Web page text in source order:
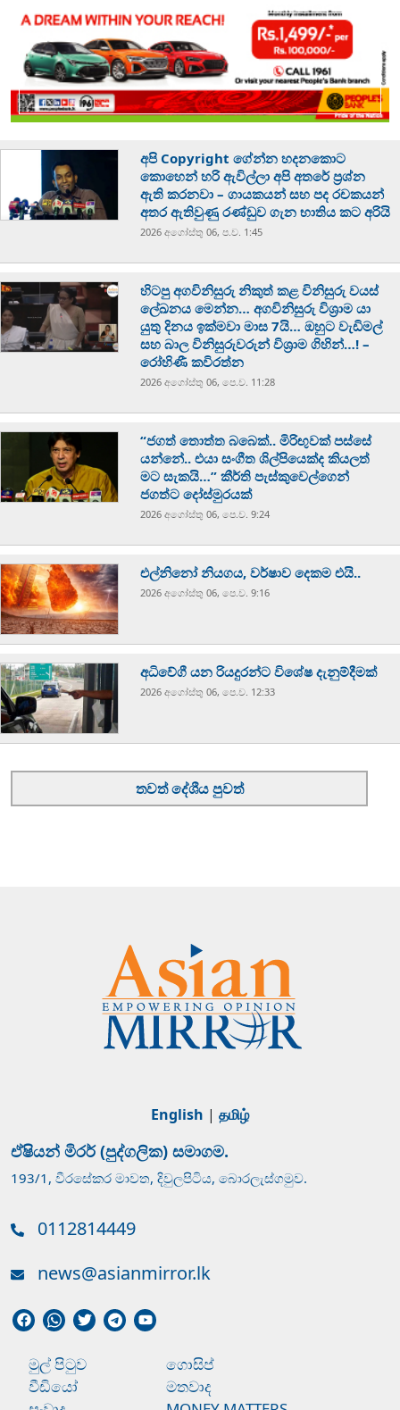
අපි Copyright ගේන්න හදනකොට
කොහෙන් හරි ඇවිල්ලා අපි අතරේ ප්‍රශ්න
ඇති කරනවා – ගායකයන් සහ පද රචකයන්
අතර ඇතිවුණු රණ්ඩුව ගැන භාතිය කට අරියි
2026 අගෝස්‍තු 06, ප.ව. 1:45
හිටපු අගවිනිසුරු නිකුත් කළ විනිසුරු වයස්
ලේඛනය මෙන්න… අගවිනිසුරු විශ්‍රාම යා
යුතු දිනය ඉක්මවා මාස 7යි… ඔහුට වැඩිමල්
සහ බාල විනිසුරුවරුන් විශ්‍රාම ගිහින්…! –
රෝහිණී කවිරත්න
2026 අගෝස්‍තු 06, පෙ.ව. 11:28
“ජගත් තොත්ත බබෙක්.. මිරිඟුවක් පස්සේ
යන්නේ.. එයා සංගීත ශිල්පියෙක්ද කියලත්
මට සැකයි…” කීර්ති පැස්කුවෙල්ගෙන්
ජගත්ට දෝස්මුරයක්
2026 අගෝස්‍තු 06, පෙ.ව. 9:24
එල්නිනෝ නියගය, වර්ෂාව දෙකම එයි..
2026 අගෝස්‍තු 06, පෙ.ව. 9:16
අධිවේගී යන රියදුරන්ට විශේෂ දැනුම්දීමක්
2026 අගෝස්‍තු 06, පෙ.ව. 12:33
තවත් දේශීය පුවත්
English | தமிழ்
ඒෂියන් මිරර් (පුද්ගලික) සමාගම.
193/1, වීරසේකර මාවත, දිවුලපිටිය, බොරලැස්ගමුව.
0112814449
news@asianmirror.lk
මුල් පිටුව
ගොසිප්
වීඩියෝ
මතවාද